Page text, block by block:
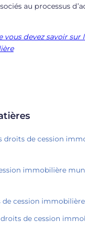
au processus
vous devez savoir sur
droits de cession
immobilière
de cession
droits de cession